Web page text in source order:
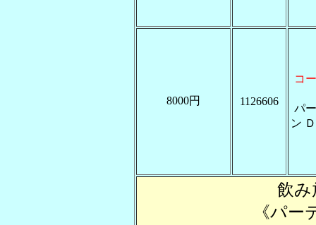
8000円 1126606
コ
パ
ン
飲み
《パー